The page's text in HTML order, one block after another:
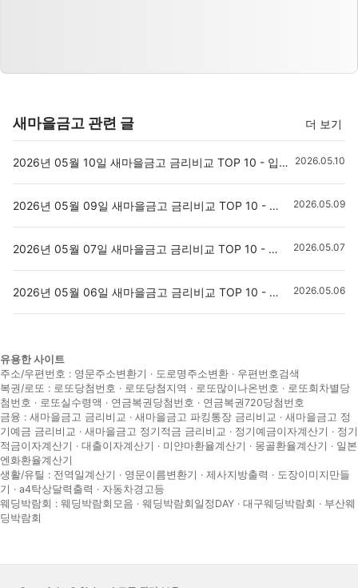
새마을금고 관련 글 더 보기
2026년 05월 10일 새마을금고 금리비교 TOP 10 - 입출금통장 정기예금 정기적금 자유적금 2026.05.10
2026년 05월 09일 새마을금고 금리비교 TOP 10 - 입출금통장 정기예금 정기적금 자유적금 2026.05.09
2026년 05월 07일 새마을금고 금리비교 TOP 10 - 입출금통장 정기예금 정기적금 자유적금 2026.05.07
2026년 05월 06일 새마을금고 금리비교 TOP 10 - 입출금통장 정기예금 정기적금 자유적금 2026.05.06
유용한 사이트
주소/우편번호 : 영문주소변환기 · 도로명주소변환 · 우편번호검색
복권/로또 : 로또당첨번호 · 로또당첨지역 · 로또많이나온번호 · 로또회차별당
첨번호 · 로또실수령액 · 연금복권당첨번호 · 연금복권720당첨번호
금융 : 새마을금고 금리비교 · 새마을금고 파킹통장 금리비교 · 새마을금고 정
기예금 금리비교 · 새마을금고 정기적금 금리비교 · 정기예금이자계산기 · 정기
적금이자계산기 · 대출이자계산기 · 미얀마환율계산기 · 몽골환율계산기 · 일본
엔화환율계산기
생활/유틸 : 전역일계산기 · 영문이름변환기 · 제사지방출력 · 도장이미지만들
기 · a4탁상달력출력 · 자동차경고등
웨딩박람회 : 웨딩박람회모음 · 웨딩박람회일정DAY · 대구웨딩박람회 · 부산웨
딩박람회